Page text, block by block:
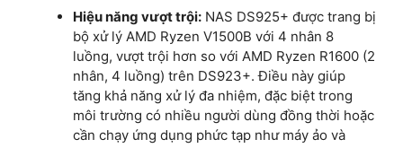
Hiệu năng vượt trội: NAS DS925+ được trang bị
bộ xử lý AMD Ryzen V1500B với 4 nhân 8
luồng, vượt trội hơn so với AMD Ryzen R1600 (2
nhân, 4 luồng) trên DS923+. Điều này giúp
tăng khả năng xử lý đa nhiệm, đặc biệt trong
môi trường có nhiều người dùng đồng thời hoặc
cần chạy ứng dụng phức tạp như máy ảo và